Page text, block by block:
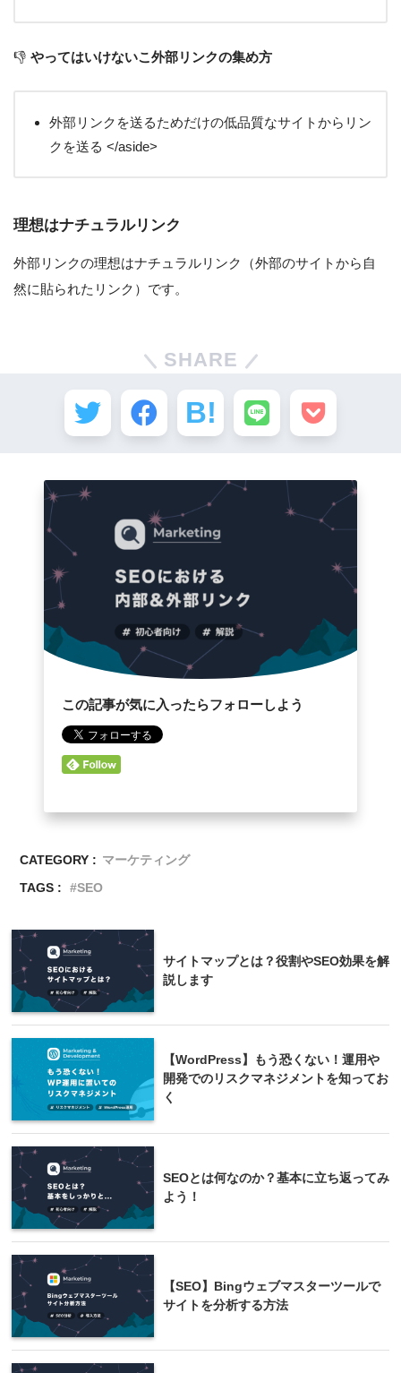
👎 やってはいけないこ外部リンクの集め方
外部リンクを送るためだけの低品質なサイトからリン
クを送る </aside>
理想はナチュラルリンク
外部リンクの理想はナチュラルリンク（外部のサイトから自
然に貼られたリンク）です。
SHARE
この記事が気に入ったらフォローしよう
CATEGORY : マーケティング
TAGS :
SEO
サイトマップとは？役割やSEO効果を解
説します
【WordPress】もう恐くない！運用や
開発でのリスクマネジメントを知ってお
く
SEOとは何なのか？基本に立ち返ってみ
よう！
【SEO】Bingウェブマスターツールで
サイトを分析する方法